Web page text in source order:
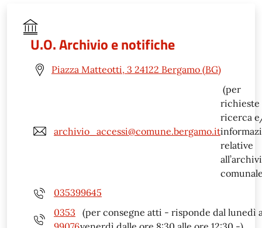
U.O. Archivio e notifiche
Piazza Matteotti, 3 24122 Bergamo (BG)
archivio_accessi@comune.bergamo.it
(per
richieste
ricerca
relative
035399645
0353
(per consegne atti - risponde dal lunedì